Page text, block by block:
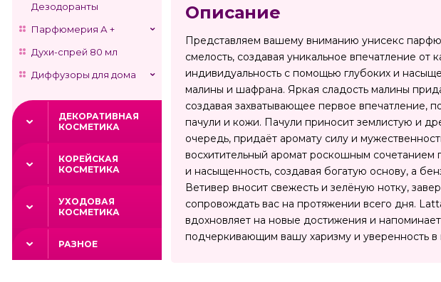
Дезодоранты
Парфюмерия А +
Духи-спрей 80 мл
Диффузоры для дома
ДЕКОРАТИВНАЯ
КОСМЕТИКА
КОРЕЙСКАЯ
КОСМЕТИКА
УХОДОВАЯ
КОСМЕТИКА
РАЗНОЕ
Описание
Представляем вашему вниманию унисекс
смелость, создавая уникальное впечатление
индивидуальность с помощью глубоких и
малины и шафрана. Яркая сладость малины
создавая захватывающее первое впечатление,
пачули и кожи. Пачули приносит землистую и
очередь, придаёт аромату силу и
восхитительный аромат роскошным сочетанием
и насыщенность, создавая богатую основу, а
Ветивер вносит свежесть и зелёную нотку,
сопровождать вас на протяжении всего дня.
вдохновляет на новые достижения и
подчеркивающим вашу харизму и уверенность